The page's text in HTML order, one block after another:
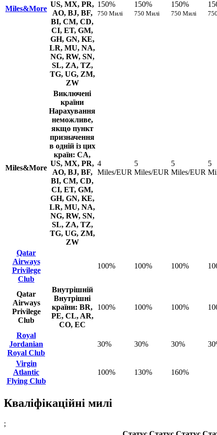
Miles&More
US, MX, PR,
AO, BJ, BF,
BI, CM, CD,
CI, ET, GM,
GH, GN, KE,
LR, MU, NA,
NG, RW, SN,
SL, ZA, TZ,
TG, UG, ZM,
ZW
150%
750 Милі
150%
750 Милі
150%
750 Милі
Miles&More
Виключені
країни
Нарахування
неможливе,
якщо пункт
призначення
в одній із цих
країн: CA,
US, MX, PR,
AO, BJ, BF,
BI, CM, CD,
CI, ET, GM,
GH, GN, KE,
LR, MU, NA,
NG, RW, SN,
SL, ZA, TZ,
TG, UG, ZM,
ZW
4
Miles/EUR
5
Miles/EUR
5
Miles/EUR
5
Qatar
Airways
Privilege
Club
100% 100% 100%
Qatar
Airways
Privilege
Club
Внутрішній
Внутрішні
країни: BR,
PE, CL, AR,
CO, EC
100% 100% 100%
Royal
Jordanian
Royal Club
30% 30% 30%
Virgin
Atlantic
Flying Club
100% 130% 160%
Кваліфікаційні милі
;